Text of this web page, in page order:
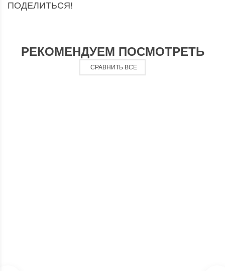
ПОДЕЛИТЬСЯ!
РЕКОМЕНДУЕМ ПОСМОТРЕТЬ
СРАВНИТЬ ВСЕ